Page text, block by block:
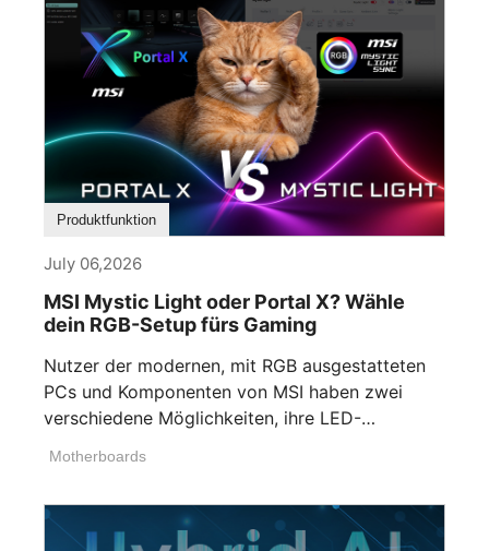
Produktfunktion
July 06,2026
MSI Mystic Light oder Portal X? Wähle
dein RGB-Setup fürs Gaming
Nutzer der modernen, mit RGB ausgestatteten
PCs und Komponenten von MSI haben zwei
verschiedene Möglichkeiten, ihre LED-
Motherboards